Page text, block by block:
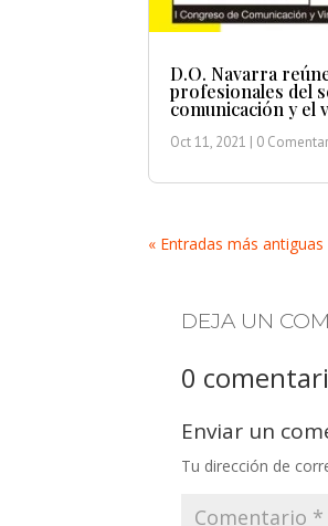
D.O. Navarra
profesionales del
comunicación y el
Oct 11, 2021 | 0
« Entradas más antiguas
DEJA UN
0
Enviar un
Tu dirección de